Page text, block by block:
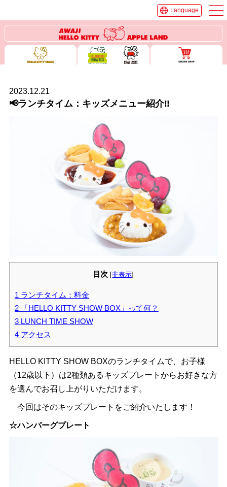
Language
2023.12.21
📢ランチタイム：キッズメニュー紹介‼
目次 [非表示]
1 ランチタイム：料金
2「HELLO KITTY SHOW BOX」って何？
3LUNCH TIME SHOW
4アクセス
HELLO KITTY SHOW BOXのランチタイムで、お子様
（12歳以下）は2種類あるキッズプレートからお好きな方
を選んでお召し上がりいただけます。
今回はそのキッズプレートをご紹介いたします！
☆ハンバーグプレート